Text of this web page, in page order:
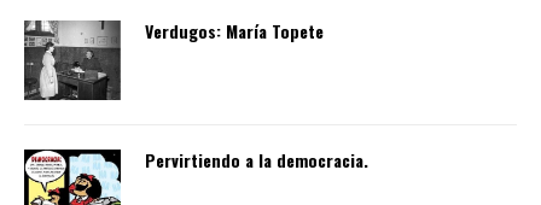
Verdugos: María Topete
Pervirtiendo a la democracia.